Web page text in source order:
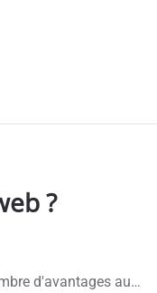
?
d'avantages au…